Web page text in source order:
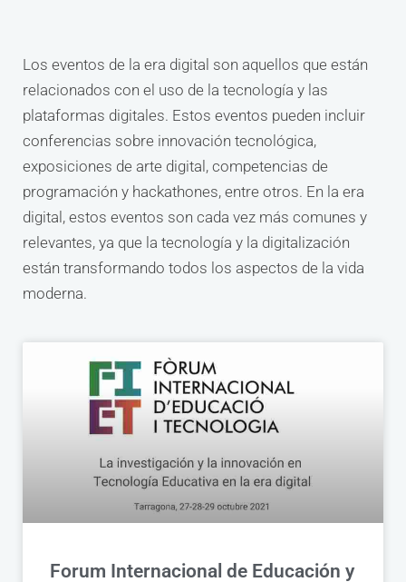
Los eventos de la era digital son aquellos que están
relacionados con el uso de la tecnología y las
plataformas digitales. Estos eventos pueden incluir
conferencias sobre innovación tecnológica,
exposiciones de arte digital, competencias de
programación y hackathones, entre otros. En la era
digital, estos eventos son cada vez más comunes y
relevantes, ya que la tecnología y la digitalización
están transformando todos los aspectos de la vida
moderna.
Forum Internacional de Educación y